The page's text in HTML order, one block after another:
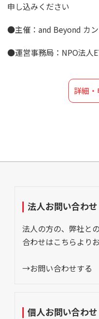
申し込みください
●主催：and Beyond カ
●運営事務局：NPO法人
詳細
法人お問い合わせ
法人の方の、弊社と
合わせはこちらより
→お問い合わせする
個人お問い合わせ